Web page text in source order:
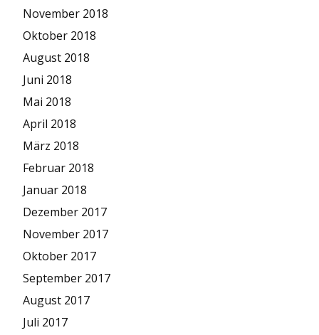
November 2018
Oktober 2018
August 2018
Juni 2018
Mai 2018
April 2018
März 2018
Februar 2018
Januar 2018
Dezember 2017
November 2017
Oktober 2017
September 2017
August 2017
Juli 2017